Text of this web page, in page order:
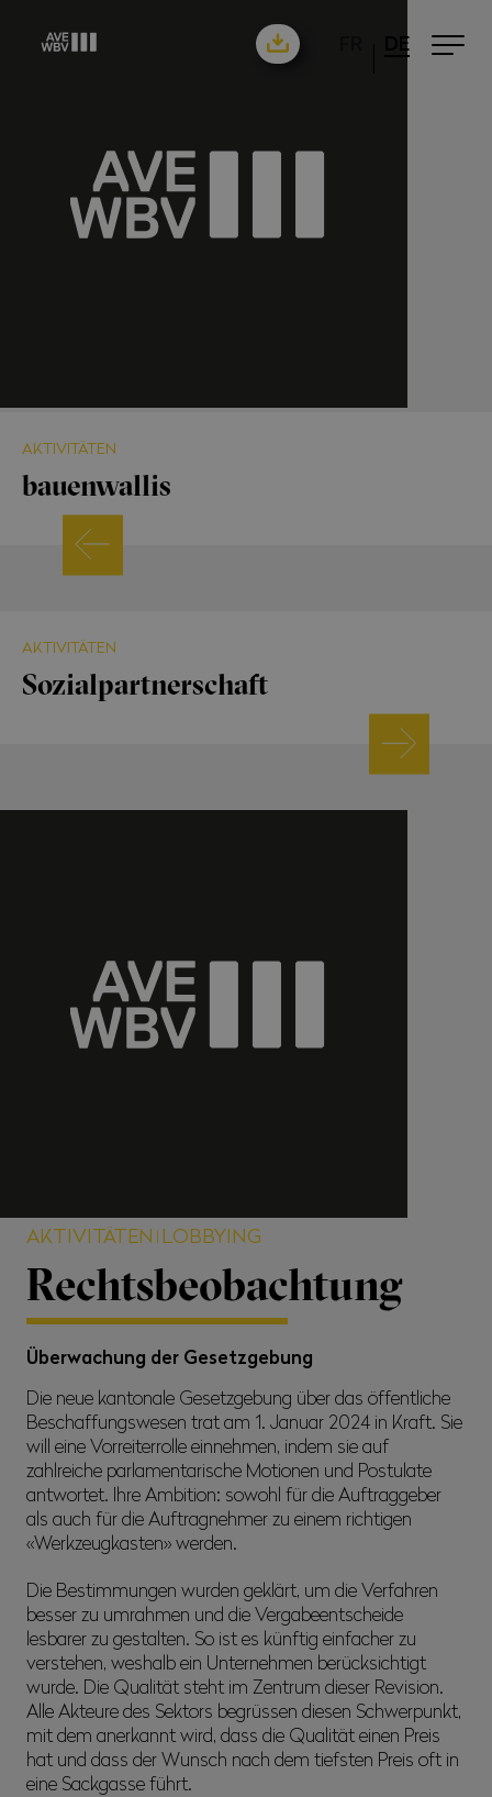
DE
AKTIVITÄTEN
bauenwallis
AKTIVITÄTEN
Sozialpartnerschaft
AKTIVITÄTEN LOBBYING
Rechtsbeobachtung
Überwachung der Gesetzgebung
Die neue kantonale Gesetzgebung über das öffentliche
Beschaffungswesen trat am 1. Januar 2024 in Kraft. Sie
will eine Vorreiterrolle einnehmen, indem sie auf
zahlreiche parlamentarische Motionen und Postulate
antwortet. Ihre Ambition: sowohl für die Auftraggeber
als auch für die Auftragnehmer zu einem richtigen
«Werkzeugkasten» werden.
Die Bestimmungen wurden geklärt, um die Verfahren
besser zu umrahmen und die Vergabeentscheide
lesbarer zu gestalten. So ist es künftig einfacher zu
verstehen, weshalb ein Unternehmen berücksichtigt
wurde. Die Qualität steht im Zentrum dieser Revision.
Alle Akteure des Sektors begrüssen diesen Schwerpunkt,
mit dem anerkannt wird, dass die Qualität einen Preis
hat und dass der Wunsch nach dem tiefsten Preis oft in
eine Sackgasse führt.